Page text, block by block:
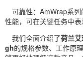
可靠性：AmWrap系
性能，可在关键任务中表
我们全面介绍了荷兰
gh的规格参数、工作原